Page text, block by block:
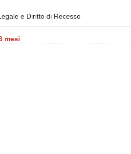
e Diritto di Recesso
mesi